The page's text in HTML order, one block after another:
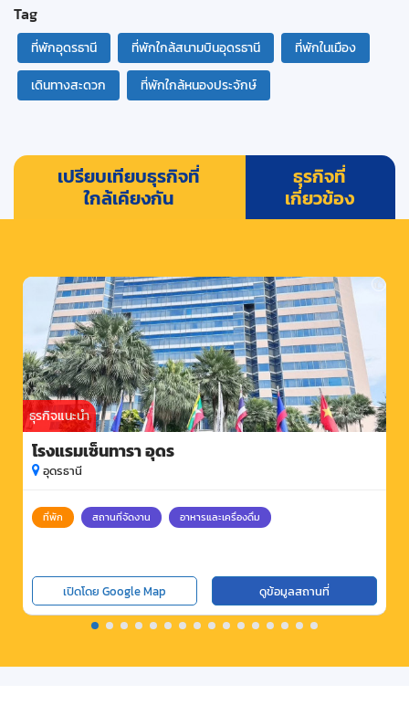
Tag
ที่พักอุดรธานี ที่พักใกล้สนามบินอุดรธานี
ที่พักในเมือง
เดินทางสะดวก
ที่พักใกล้หนองประจักษ์
เปรียบเทียบธุรกิจที่
ใกล้เคียงกัน
ธุรกิจที่
เกี่ยวข้อง
ธุรกิจแนะนำ
โรงแรมเซ็นทารา อุดร
อุดรธานี
ที่พัก สถานที่จัดงาน อาหารและเครื่องดื่ม
เปิดโดย Google Map ดูข้อมูลสถานที่